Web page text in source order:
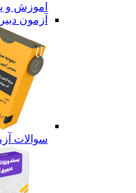
اموزش و
آزمون
سوالات